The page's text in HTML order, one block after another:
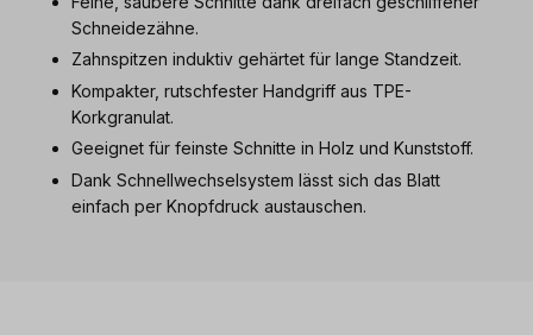
Schneidezähne.
Zahnspitzen induktiv gehärtet für lange Standzeit.
Kompakter, rutschfester Handgriff aus TPE-
Korkgranulat.
Geeignet für feinste Schnitte in Holz und Kunststoff.
Dank Schnellwechselsystem lässt sich das Blatt
einfach per Knopfdruck austauschen.